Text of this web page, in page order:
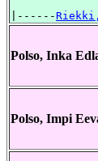
|------
Polso, Inka
Polso, Impi